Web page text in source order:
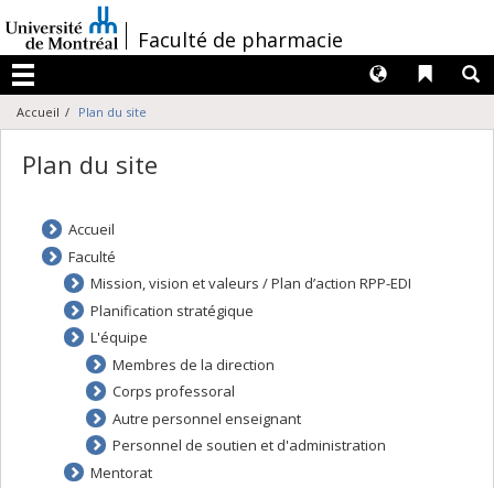
au
contenu
/Faculté de pharmacie
Menu
Liens
Langues
Accueil Plan du site
Plan du site
Accueil
Faculté
Mission, vision et valeurs / Plan d’action RPP-EDI
Planification stratégique
L'équipe
Membres de la direction
Corps professoral
Autre personnel enseignant
Personnel de soutien et d'administration
Mentorat